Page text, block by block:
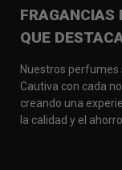
FRAGANCIAS
QUE
Nuestros perfumes
Cautiva con cada
creando una
la calidad y el ahorro.